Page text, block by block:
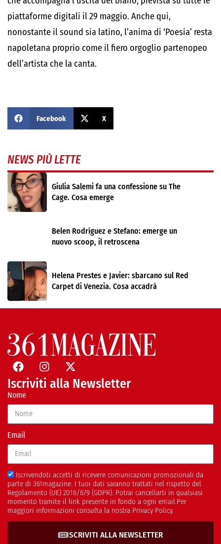
piattaforme digitali il 29 maggio. Anche qui,
nonostante il sound sia latino, l’anima di ‘Poesia’ resta
napoletana proprio come il fiero orgoglio partenopeo
dell’artista che la canta.
Facebook X
NEWS PIÙ LETTE
Giulia Salemi fa una confessione su The
Cage. Cosa emerge
Belen Rodríguez e Stefano: emerge un
nuovo scoop, il retroscena
Helena Prestes e Javier: sbarcano sul Red
Carpet di Venezia. Cosa accadrà
Iscriviti alla Newsletter
Nome
Email
Iscrivendoti accetti di ricevere comunicazioni promozionali da
parte di 361magazine. I tuoi dati saranno trattati nel rispetto del
Regolamento (UE) 2016/679 (GDPR). Potrai cancellarti in qualsiasi
momento tramite il link presente in fondo a ogni email.Per
maggiori informazioni consulta la nostra Privacy Policy.
ISCRIVITI ALLA NEWSLETTER